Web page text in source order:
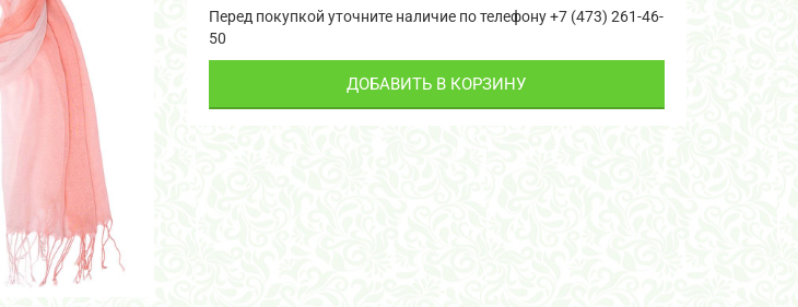
Перед покупкой уточните наличие по телефону +7 (473) 261-46-
50
ДОБАВИТЬ В КОРЗИНУ